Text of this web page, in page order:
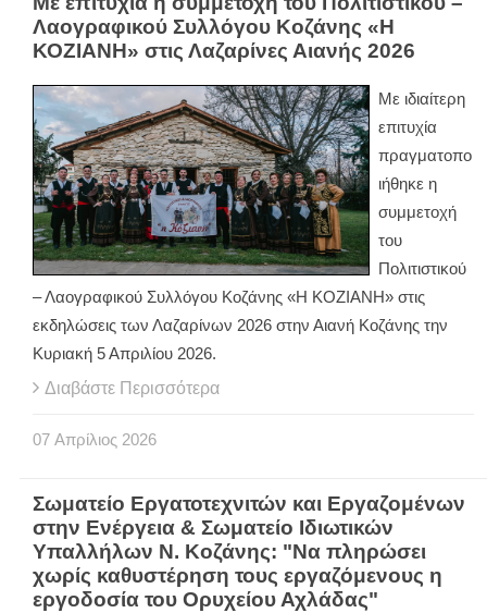
Λαογραφικού Συλλόγου Κοζάνης «Η
ΚΟΖΙΑΝΗ» στις Λαζαρίνες Αιανής 2026
Με ιδιαίτερη
επιτυχία
πραγματοπο
ιήθηκε η
συμμετοχή
του
Πολιτιστικού
– Λαογραφικού Συλλόγου Κοζάνης «Η ΚΟΖΙΑΝΗ» στις
εκδηλώσεις των Λαζαρίνων 2026 στην Αιανή Κοζάνης την
Κυριακή 5 Απριλίου 2026.
Διαβάστε Περισσότερα
07 Απρίλιος 2026
Σωματείο Εργατοτεχνιτών και Εργαζομένων
στην Ενέργεια & Σωματείο Ιδιωτικών
Υπαλλήλων Ν. Κοζάνης: "Να πληρώσει
χωρίς καθυστέρηση τους εργαζόμενους η
εργοδοσία του Ορυχείου Αχλάδας"